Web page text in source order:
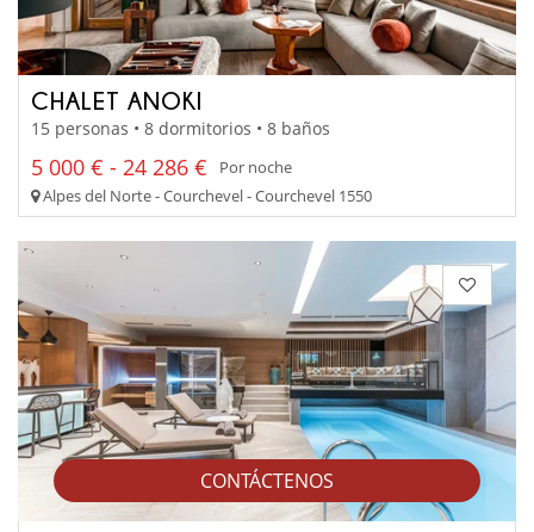
CONTÁCTENOS
CHALET ANOKI
15 personas • 8 dormitorios • 8 baños
5 000 € - 24 286 €
Por noche
Alpes del Norte - Courchevel - Courchevel 1550